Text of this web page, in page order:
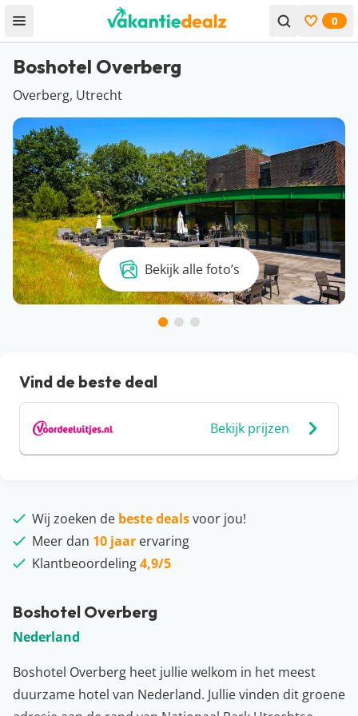
Open menu Bekijk
0
Boshotel Overberg
Overberg, Utrecht
Bekijk alle foto’s
Boshotel Overberg
Nederland
Boshotel Overberg heet jullie welkom in het meest
duurzame hotel van Nederland. Jullie vinden dit groene
Vind de beste deal
Bekijk prijzen
Wij zoeken de beste dealsvoor jou!
Meer dan 10 jaar ervaring
Klantbeoordeling4,9/5